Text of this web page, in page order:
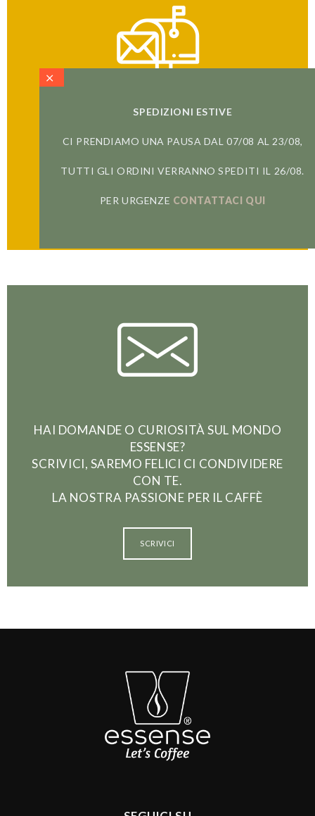
E VIVI IN PRIMA PERSONA
ISCRIVITI
HAI DOMANDE O CURIOSITÀ SUL MONDO
ESSENSE?
SCRIVICI, SAREMO FELICI CI CONDIVIDERE
CON TE.
LA NOSTRA PASSIONE PER IL CAFFÈ
SCRIVICI
SPEDIZIONI ESTIVE
CI PRENDIAMO UNA PAUSA DAL 07/08 AL 23/08,
TUTTI GLI ORDINI VERRANNO SPEDITI IL 26/08.
PER URGENZE CONTATTACI QUI